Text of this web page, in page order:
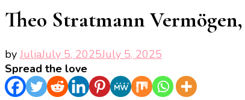
Theo Stratmann
byJuliaJuly 5, 2025July 5, 2025
Spread the love